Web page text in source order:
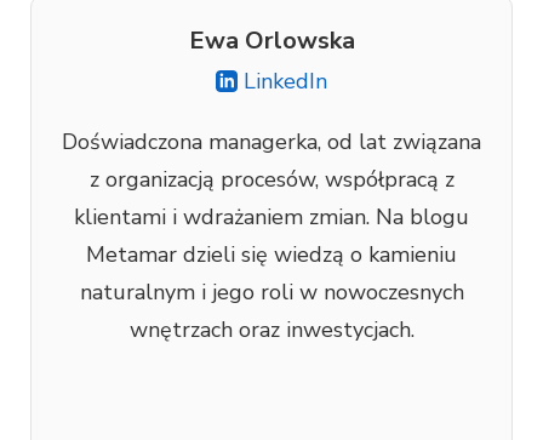
Ewa Orlowska
LinkedIn
Doświadczona managerka, od lat związana
z organizacją procesów, współpracą z
klientami i wdrażaniem zmian. Na blogu
Metamar dzieli się wiedzą o kamieniu
naturalnym i jego roli w nowoczesnych
wnętrzach oraz inwestycjach.